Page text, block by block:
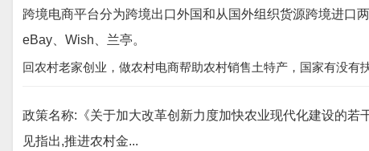
跨境电商平台分为跨境出口外国和从国外组织货源跨境进口
eBay、Wish、兰亭。
回农村老家创业，做农村电商帮助农村销售土特产，国家有没有
政策名称:《关于加大改革创新力度加快农业现代化建设的若
见指出,推进农村金...